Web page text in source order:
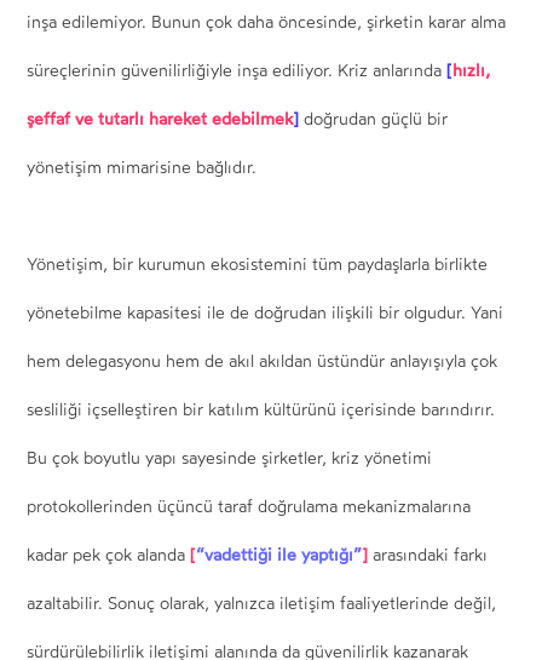
inşa edilemiyor. Bunun çok daha öncesinde, şirketin karar alma
süreçlerinin güvenilirliğiyle inşa ediliyor. Kriz anlarında [hızlı,
şeffaf ve tutarlı hareket edebilmek] doğrudan güçlü bir
yönetişim mimarisine bağlıdır.
Yönetişim, bir kurumun ekosistemini tüm paydaşlarla birlikte
yönetebilme kapasitesi ile de doğrudan ilişkili bir olgudur. Yani
hem delegasyonu hem de akıl akıldan üstündür anlayışıyla çok
sesliliği içselleştiren bir katılım kültürünü içerisinde barındırır.
Bu çok boyutlu yapı sayesinde şirketler, kriz yönetimi
protokollerinden üçüncü taraf doğrulama mekanizmalarına
kadar pek çok alanda [“vadettiği ile yaptığı”] arasındaki farkı
azaltabilir. Sonuç olarak, yalnızca iletişim faaliyetlerinde değil,
sürdürülebilirlik iletişimi alanında da güvenilirlik kazanarak